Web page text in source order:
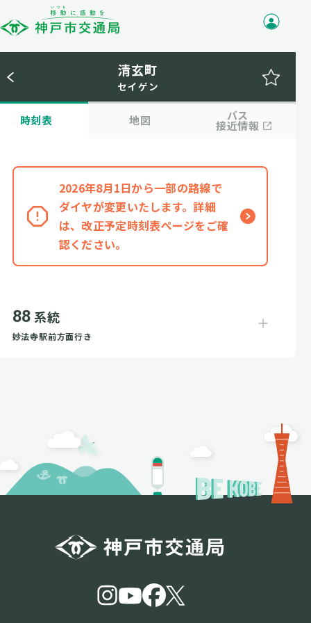
清玄町
セイゲン
時刻表 地図 バス
接近情報
2026年8月1日から一部の路線で
ダイヤが変更いたします。詳細
は、改正予定時刻表ページをご確
認ください。
88 系統
妙法寺駅前方面行き